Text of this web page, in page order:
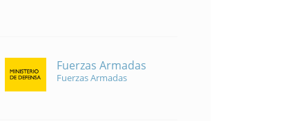
Fuerzas Armadas
Fuerzas Armadas